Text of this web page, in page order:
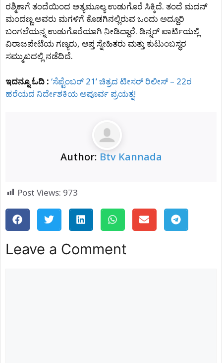
ರಶ್ಮಿಕಾಗೆ ತಂದೆಯಿಂದ ಅತ್ಯಮೂಲ್ಯ ಉಡುಗೊರೆ ಸಿಕ್ಕಿದೆ. ತಂದೆ ಮದನ್‌
ಮಂದಣ್ಣ ಅವರು ಮಗಳಿಗೆ ಕೊಡಗಿನಲ್ಲಿರುವ ಒಂದು ಅದ್ದೂರಿ
ಬಂಗಲೆಯನ್ನ ಉಡುಗೊರೆಯಾಗಿ ನೀಡಿದ್ದಾರೆ. ಡಿನ್ನರ್‌ ಪಾರ್ಟಿಯಲ್ಲಿ
ವಿರಾಜಪೇಟೆಯ ಗಣ್ಯರು, ಆಪ್ತ ಸ್ನೇಹಿತರು ಮತ್ತು ಕುಟುಂಬಸ್ಥರ
ಸಮ್ಮುಖದಲ್ಲಿ ನಡೆದಿದೆ.
ಇದನ್ನೂ ಓದಿ : ‘ಸೆಪ್ಟೆಂಬರ್ 21’ ಚಿತ್ರದ ಟೀಸರ್ ರಿಲೀಸ್ – 22ರ
ಹರೆಯದ ನಿರ್ದೇಶಕಿಯ ಅಪೂರ್ವ ಪ್ರಯತ್ನ!
Author: Btv Kannada
Post Views: 973
Leave a Comment